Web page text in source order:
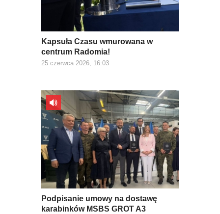
Kapsuła Czasu wmurowana w
centrum Radomia!
25 czerwca 2026, 16:03
Podpisanie umowy na dostawę
karabinków MSBS GROT A3